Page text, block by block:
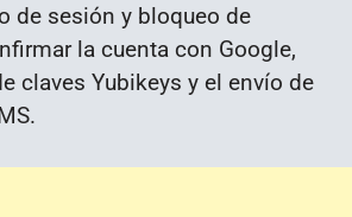
de sesión y bloqueo de
la cuenta con Google,
claves Yubikeys y el envío de